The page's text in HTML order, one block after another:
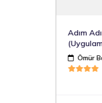
Adım
Ömür